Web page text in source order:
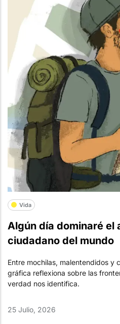
Vida
Algún día dominaré el
ciudadano del mundo
Entre mochilas, malentendidos y
gráfica reflexiona sobre las
verdad nos identifica.
25 Julio, 2026